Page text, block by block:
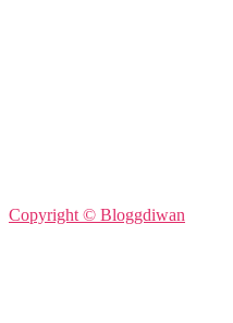
Copyright © Bloggdiwan